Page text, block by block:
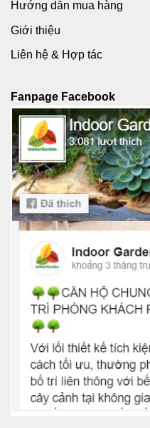
Hướng dẫn mua hàng
Giới thiệu
Liên hệ & Hợp tác
Fanpage Facebook